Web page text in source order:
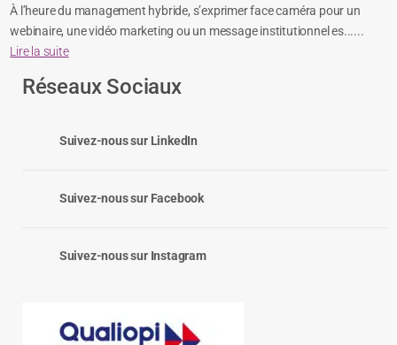
À l’heure du management hybride, s’exprimer face caméra pour un
webinaire, une vidéo marketing ou un message institutionnel es......
Lire la suite
Réseaux Sociaux
Suivez-nous sur LinkedIn
Suivez-nous sur Facebook
Suivez-nous sur Instagram